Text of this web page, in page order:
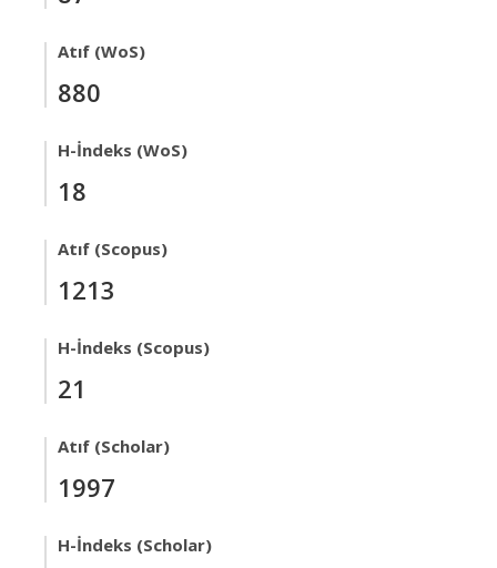
Atıf (WoS)
880
H-İndeks (WoS)
18
Atıf (Scopus)
1213
H-İndeks (Scopus)
21
Atıf (Scholar)
1997
H-İndeks (Scholar)